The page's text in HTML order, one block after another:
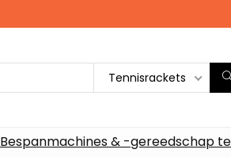
Tennisrackets
Bespanmachines & -gereedschap